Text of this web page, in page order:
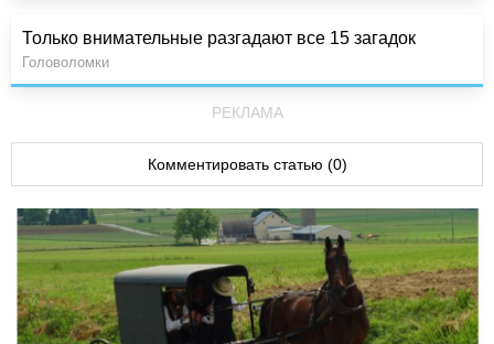
Только внимательные разгадают все 15 загадок
Головоломки
РЕКЛАМА
Комментировать статью (0)